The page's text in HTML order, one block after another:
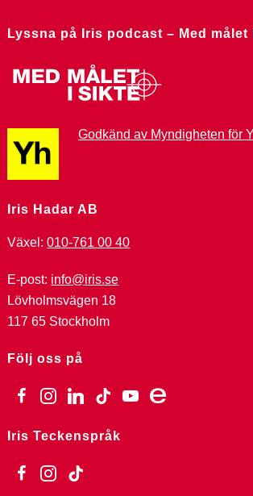
Lyssna på Iris podcast – Med målet
Godkänd av Myndigheten för
Iris Hadar AB
Växel:010-761 00 40
E-post: info@iris.se
Lövholmsvägen 18
117 65 Stockholm
Följ oss på
facebookinstagramlinkedin
tiktok youtube
ebay
Iris Teckenspråk
facebookinstagram
tiktok